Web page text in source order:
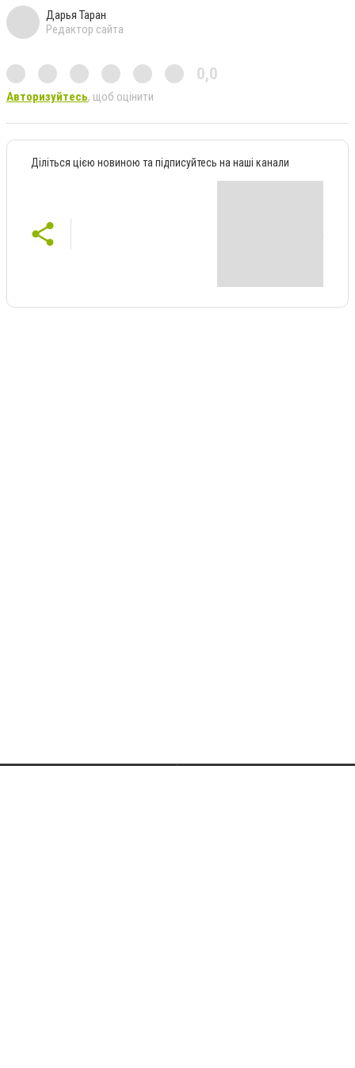
Дарья Таран
Редактор сайта
0,0
Авторизуйтесь, щоб оцінити
Діліться цією новиною та підписуйтесь на наші канали